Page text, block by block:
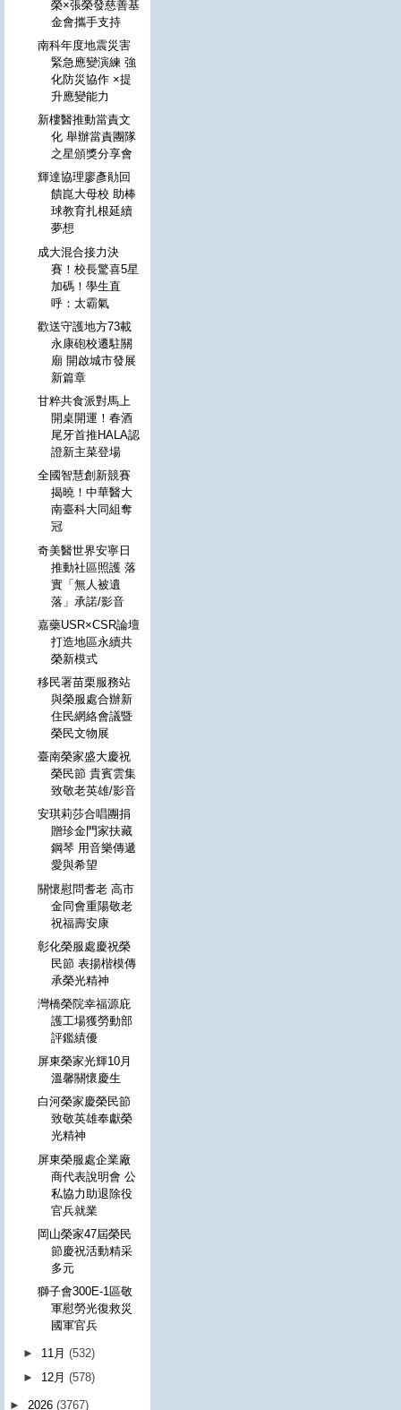
榮×張榮發慈善基
金會攜手支持
南科年度地震災害
緊急應變演練 強
化防災協作 ×提
升應變能力
新樓醫推動當責文
化 舉辦當責團隊
之星頒獎分享會
輝達協理廖彥勛回
饋崑大母校 助棒
球教育扎根延續
夢想
成大混合接力決
賽！校長驚喜5星
加碼！學生直
呼：太霸氣
歡送守護地方73載
永康砲校遷駐關
廟 開啟城市發展
新篇章
甘粹共食派對馬上
開桌開運！春酒
尾牙首推HALA認
證新主菜登場
全國智慧創新競賽
揭曉！中華醫大
南臺科大同組奪
冠
奇美醫世界安寧日
推動社區照護 落
實「無人被遺
落」承諾/影音
嘉藥USR×CSR論壇
打造地區永續共
榮新模式
移民署苗栗服務站
與榮服處合辦新
住民網絡會議暨
榮民文物展
臺南榮家盛大慶祝
榮民節 貴賓雲集
致敬老英雄/影音
安琪莉莎合唱團捐
贈珍金門家扶藏
鋼琴 用音樂傳遞
愛與希望
關懷慰問耆老 高市
金同會重陽敬老
祝福壽安康
彰化榮服處慶祝榮
民節 表揚楷模傳
承榮光精神
灣橋榮院幸福源庇
護工場獲勞動部
評鑑績優
屏東榮家光輝10月
溫馨關懷慶生
白河榮家慶榮民節
致敬英雄奉獻榮
光精神
屏東榮服處企業廠
商代表說明會 公
私協力助退除役
官兵就業
岡山榮家47屆榮民
節慶祝活動精采
多元
獅子會300E-1區敬
軍慰勞光復救災
國軍官兵
► 11月(532)
► 12月(578)
► 2026 (3767)